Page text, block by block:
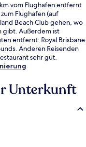
vom Flughafen entfernt
Flughafen (auf
Beach Club gehen, wo
gibt. Außerdem ist
entfernt: Royal Brisbane
Anderen Reisenden
sehr gut.
Unterkunft